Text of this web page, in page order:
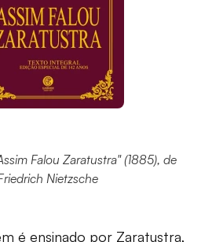
Falou Zaratustra" (1885), de
Nietzsche
é ensinado por Zaratustra,